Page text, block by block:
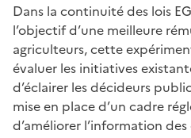
Dans la continuité des lois
l’objectif d’une meilleure
agriculteurs, cette
évaluer les initiatives
d’éclairer les décideurs
mise en place d’un cadre
d’améliorer l’information